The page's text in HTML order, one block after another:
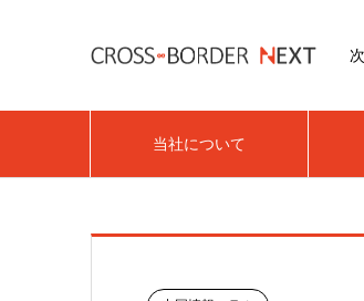
当社について